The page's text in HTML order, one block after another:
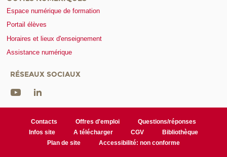
Espace numérique de formation
Portail élèves
Horaires et lieux d'enseignement
Assistance numérique
RÉSEAUX SOCIAUX
Contacts Offres d'emploi
Questions/réponses
Infos site
A télécharger CGV
Bibliothèque
Plan de site
Accessibilité: non conforme